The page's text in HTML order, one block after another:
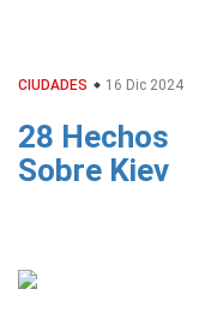
CIUDADES 16 Dic 2024
28 Hechos
Sobre Kiev